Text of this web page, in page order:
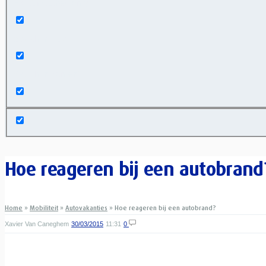
Hoe reageren bij een
Home » Mobiliteit » Autovakanties » Hoe reageren bij een autobrand?
Xavier Van Caneghem 30/03/2015 11:31 0